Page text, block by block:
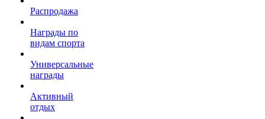
Распродажа
Награды по
видам спорта
Универсальные
награды
Активный
отдых